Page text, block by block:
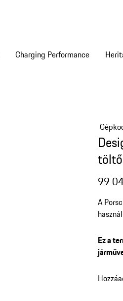
Charging Performance
99
A
Ez a